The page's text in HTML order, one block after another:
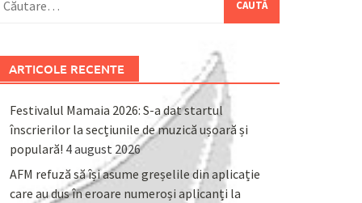
după:
ARTICOLE RECENTE
Festivalul Mamaia 2026: S-a dat startul
înscrierilor la secțiunile de muzică ușoară și
populară! 4 august 2026
AFM refuză să își asume greșelile din aplicație
care au dus în eroare numeroși aplicanți la